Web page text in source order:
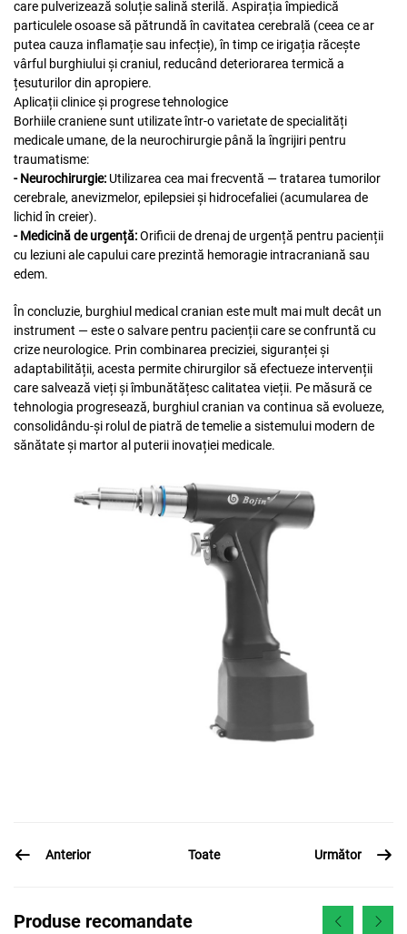
care pulverizează soluție salină sterilă. Aspirația împiedică
particulele osoase să pătrundă în cavitatea cerebrală (ceea ce ar
putea cauza inflamație sau infecție), în timp ce irigația răcește
vârful burghiului și craniul, reducând deteriorarea termică a
țesuturilor din apropiere.
Aplicații clinice și progrese tehnologice
Borhiile craniene sunt utilizate într-o varietate de specialități
medicale umane, de la neurochirurgie până la îngrijiri pentru
traumatisme:
- Neurochirurgie: Utilizarea cea mai frecventă — tratarea tumorilor
cerebrale, anevizmelor, epilepsiei și hidrocefaliei (acumularea de
lichid în creier).
- Medicină de urgență:Orificii de drenaj de urgență pentru pacienții
cu leziuni ale capului care prezintă hemoragie intracraniană sau
edem.
În concluzie, burghiul medical cranian este mult mai mult decât un
instrument — este o salvare pentru pacienții care se confruntă cu
crize neurologice. Prin combinarea preciziei, siguranței și
adaptabilității, acesta permite chirurgilor să efectueze intervenții
care salvează vieți și îmbunătățesc calitatea vieții. Pe măsură ce
tehnologia progresează, burghiul cranian va continua să evolueze,
consolidându-și rolul de piatră de temelie a sistemului modern de
sănătate și martor al puterii inovației medicale.
Anterior Toate Următor
Produse recomandate